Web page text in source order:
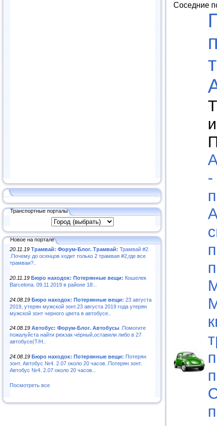
Транспортные порталы
Новое на портале
20.11.19 Трамвай: Форум-Блог. Трамвай: Трамвай #2
.Почему до осенцов ходит только 2 трамвая #2,где все
трамваи?..
20.11.19 Бюро находок: Потерянные вещи: Кошелек
Barcelona. 09.11.2019 в районе 18:..
24.08.19 Бюро находок: Потерянные вещи: 23 августа
2019, утерян мужской зонт.23 августа 2019 года утерян
мужской зонт черного цвета в автобусе..
24.08.19 Автобус: Форум-Блог. Автобусы .Помогите
пожалуйста найти рюкзак чёрный,оставили либо в 27
автобусе(Т/Н..
24.08.19 Бюро находок: Потерянные вещи: Потерян
зонт. Автобус №4. 2.07 около 20 часов..Потерян зонт.
Автобус №4. 2.07 около 20 часов...
Посмотреть все
Соседние
-